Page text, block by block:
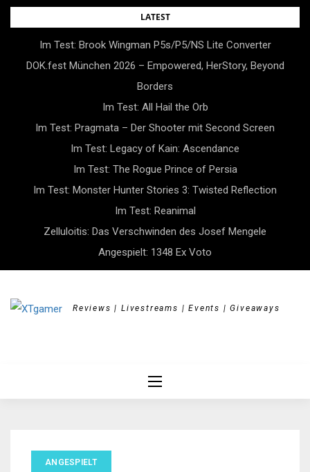
Skip
LATEST
Im Test: Brook Wingman P5s/P5/NS Lite Converter
DOK.fest München 2026 – Empowered, HerStory, Beyond
Borders
Im Test: All Hail the Orb
Im Test: Pragmata – Der Shooter mit Second Screen
Im Test: Legacy of Kain: Ascendance
Im Test: The Rogue Prince of Persia
Im Test: Monster Hunter Stories 3: Twisted Reflection
Im Test: Reanimal
Zelluloitis: Das Verschwinden des Josef Mengele
Angespielt: 1348 Ex Voto
Reviews | Livestreams | Events | Giveaways
ANGESPIELT